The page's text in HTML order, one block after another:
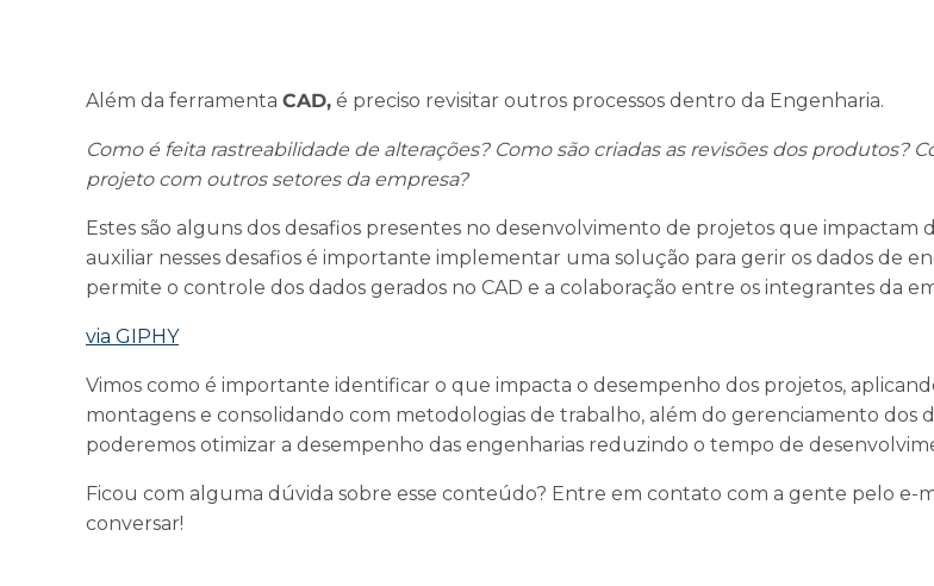
Além da ferramenta CAD, é preciso revisitar outros processos dentro da Engenharia.
Comoé feitarastreabilidade de alterações? Como são criadas as revisões dos produtos?
projeto com outros setores da empresa?
Estes são alguns dos desafios presentes no desenvolvimento de projetos que impactam
auxiliar nesses desafios é importante implementar uma solução para gerir os dados de
permite o controle dos dados gerados no CAD e a colaboração entre os integrantes da
via GIPHY
Vimos como é importante identificar o que impacta o desempenho dos projetos,
montagens e consolidando com metodologias de trabalho, além do gerenciamento dos
poderemos otimizar a desempenho das engenharias reduzindo o tempo de
Ficou com alguma dúvida sobre esse conteúdo? Entre em contato com a gente pelo e-
conversar!